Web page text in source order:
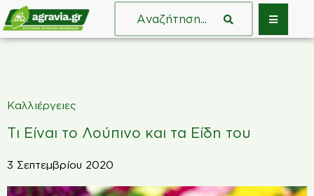
Καλλιέργειες
Τι Είναι το Λούπινο και τα Είδη του
3 Σεπτεμβρίου 2020